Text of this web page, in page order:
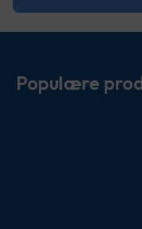
Populære